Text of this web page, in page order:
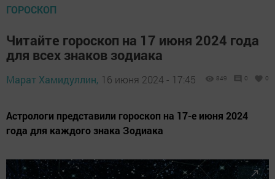
ГОРОСКОП
Читайте гороскоп на 17 июня 2024 года
для всех знаков зодиака
Марат Хамидуллин, 16 июня 2024 - 17:45 849 0 0
Астрологи представили гороскоп на 17-е июня 2024
года для каждого знака Зодиака